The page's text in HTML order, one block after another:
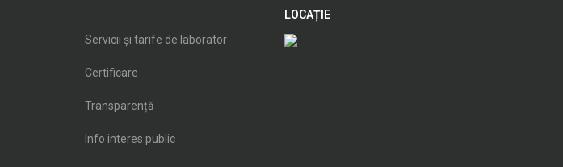
Servicii și tarife de laborator
Certificare
Transparență
Info interes public
LOCAȚIE